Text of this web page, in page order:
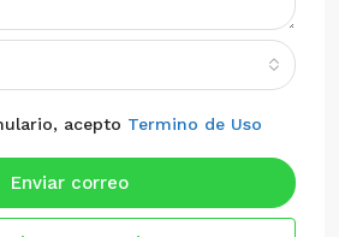
acepto Termino de Uso
Enviar correo